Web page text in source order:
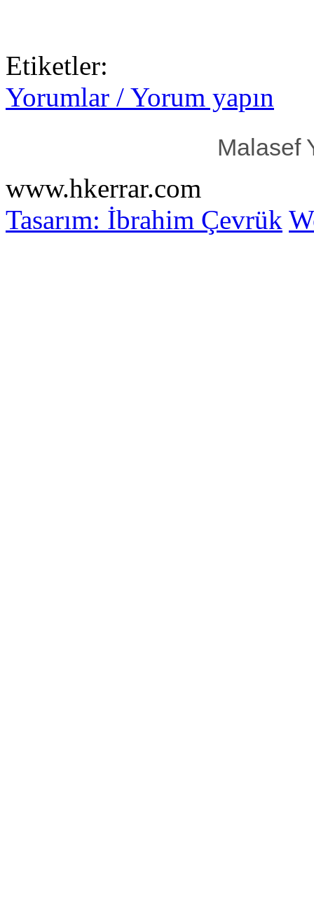
Etiketler:
Yorumlar / Yorum yapın
Malasef
www.hkerrar.com
Tasarım: İbrahim Çevrük